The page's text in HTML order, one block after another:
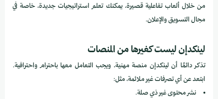
من خلال ألعاب تفاعلية قصيرة، يمكنك تعلم استراتيجيات جديدة، خاصة في
مجال التسويق والإعلان.
لينكدإن ليست كغيرها من المنصات
تذكر دائمًا أن لينكدإن منصة مهنية، ويجب التعامل معها باحترام واحترافية.
ابتعد عن أي تصرفات غير ملائمة، مثل:
نشر محتوى غير ذي صلة.